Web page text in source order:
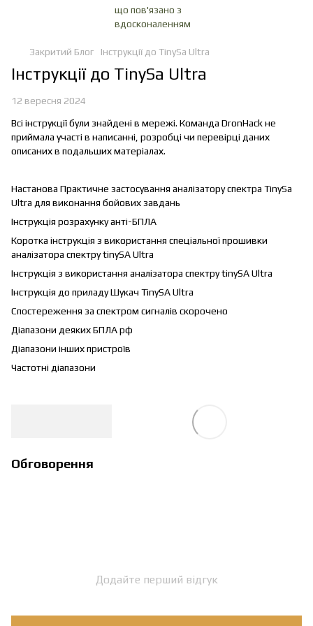
Закритий Блог Інструкції до TinySa Ultra
Інструкції до TinySa Ultra
12 вересня 2024
Всі інструкції були знайдені в мережі. Команда DronHack не
приймала участі в написанні, розробці чи перевірці даних
описаних в подальших матеріалах.
Настанова Практичне застосування аналізатору спектра TinySa
Ultra для виконання бойових завдань
Інструкція розрахунку анті-БПЛА
Коротка інструкція з використання спеціальної прошивки
аналізатора спектру tinySA Ultra
Інструкція з використання аналізатора спектру tinySA Ultra
Інструкція до приладу Шукач TinySA Ultra
Спостереження за спектром сигналів скорочено
Діапазони деяких БПЛА рф
Діапазони інших пристроїв
Частотні діапазони
Обговорення
Додайте перший відгук